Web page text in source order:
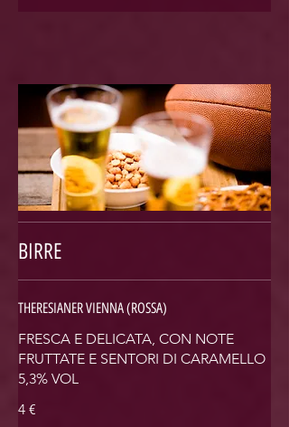
BIRRE
THERESIANER VIENNA (ROSSA)
FRESCA E DELICATA, CON NOTE
FRUTTATE E SENTORI DI CARAMELLO
5,3% VOL
4 €